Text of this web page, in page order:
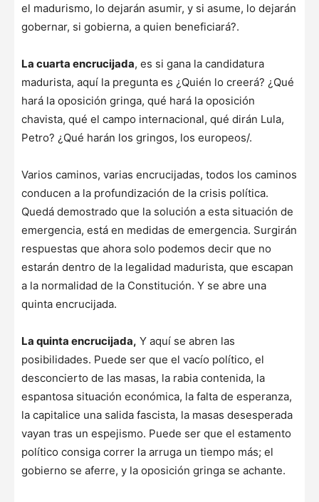
el madurismo, lo dejarán asumir, y si asume, lo dejarán
gobernar, si gobierna, a quien beneficiará?.
La cuarta encrucijada, es si gana la candidatura
madurista, aquí la pregunta es ¿Quién lo creerá? ¿Qué
hará la oposición gringa, qué hará la oposición
chavista, qué el campo internacional, qué dirán Lula,
Petro? ¿Qué harán los gringos, los europeos/.
Varios caminos, varias encrucijadas, todos los caminos
conducen a la profundización de la crisis política.
Quedá demostrado que la solución a esta situación de
emergencia, está en medidas de emergencia. Surgirán
respuestas que ahora solo podemos decir que no
estarán dentro de la legalidad madurista, que escapan
a la normalidad de la Constitución. Y se abre una
quinta encrucijada.
La quinta encrucijada, Y aquí se abren las
posibilidades. Puede ser que el vacío político, el
desconcierto de las masas, la rabia contenida, la
espantosa situación económica, la falta de esperanza,
la capitalice una salida fascista, la masas desesperada
vayan tras un espejismo. Puede ser que el estamento
político consiga correr la arruga un tiempo más; el
gobierno se aferre, y la oposición gringa se achante.